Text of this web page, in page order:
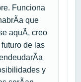
Funciona
que
aquÃ­, creo
de las
y